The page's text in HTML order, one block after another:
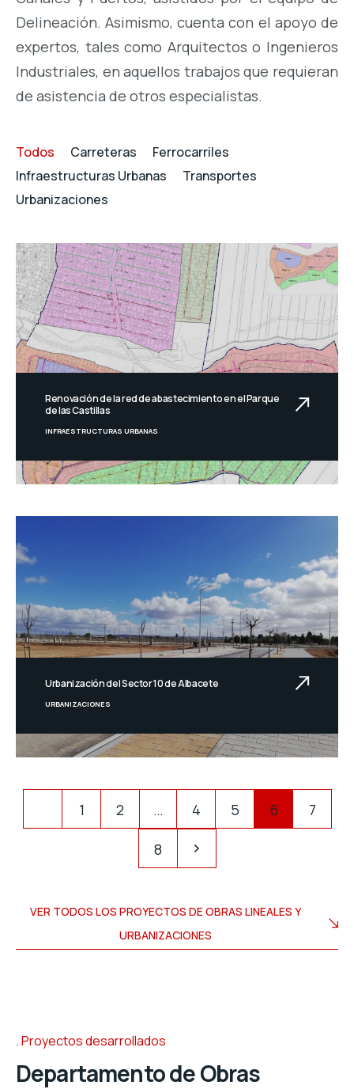
Delineación. Asimismo, cuenta con el apoyo de
expertos, tales como Arquitectos o Ingenieros
Industriales, en aquellos trabajos que requieran
de asistencia de otros especialistas.
Todos Carreteras
Ferrocarriles
Infraestructuras Urbanas
Transportes
Urbanizaciones
Renovación de la red de abastecimiento en el Parque
de las Castillas
INFRAESTRUCTURAS URBANAS
Urbanización del Sector 10 de Albacete
URBANIZACIONES
1 2 … 4 5 6 7
8
VER TODOS LOS PROYECTOS DE OBRAS LINEALES Y
URBANIZACIONES
Proyectos desarrollados
Departamento de Obras